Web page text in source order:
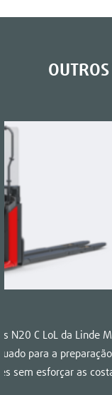
N20 C LoL da Linde
para a
sem esforçar as